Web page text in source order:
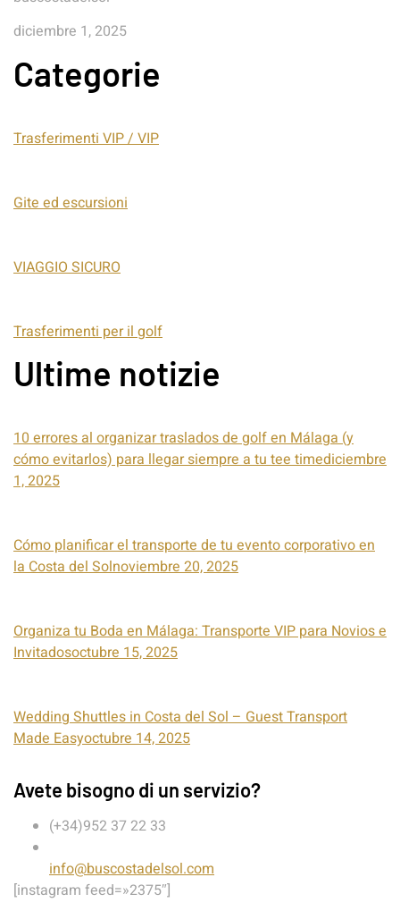
diciembre 1, 2025
Categorie
Trasferimenti VIP / VIP
Gite ed escursioni
VIAGGIO SICURO
Trasferimenti per il golf
Ultime notizie
10 errores al organizar traslados de golf en Málaga (y
cómo evitarlos) para llegar siempre a tu tee timediciembre
1, 2025
Cómo planificar el transporte de tu evento corporativo en
la Costa del Solnoviembre 20, 2025
Organiza tu Boda en Málaga: Transporte VIP para Novios e
Invitadosoctubre 15, 2025
Wedding Shuttles in Costa del Sol – Guest Transport
Made Easyoctubre 14, 2025
Avete bisogno di un servizio?
(+34)952 37 22 33
info@buscostadelsol.com
[instagram feed=»2375″]